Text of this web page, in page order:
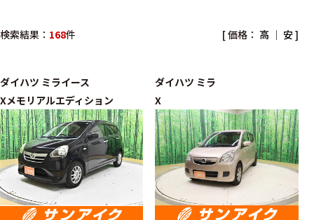
検索結果： 168件 [ 価格： 高 ｜ 安]
ダイハツ ミライース
Xメモリアルエディション
ダイハツ ミラ
X